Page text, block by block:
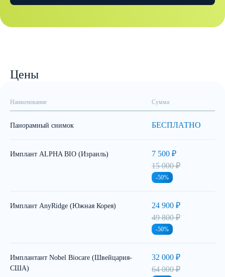
Цены
Наименование Сумма
Панорамный снимок БЕСПЛАТНО
Имплант ALPHA BIO (Израиль)
7 500 ₽
15 000 ₽
-50%
Имплант AnyRidge (Южная Корея)
24 900 ₽
49 800 ₽
-50%
Имплантант Nobel Biocare (Швейцария-
США)
32 000 ₽
64 000 ₽